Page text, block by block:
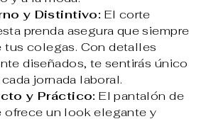
y Distintivo: El corte
prenda asegura que siempre
tus colegas. Con detalles
diseñados, te sentirás único
jornada laboral.
y Práctico: El pantalón de
un look elegante y